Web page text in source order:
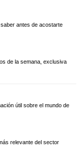
antes de acostarte
de la semana, exclusiva
útil sobre el mundo de
relevante del sector